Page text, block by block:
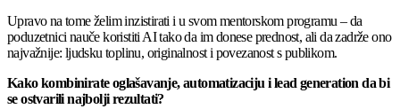
Upravo na tome želim inzistirati i u svom mentorskom programu – da
poduzetnici nauče koristiti AI tako da im donese prednost, ali da zadrže ono
najvažnije: ljudsku toplinu, originalnost i povezanost s publikom.
Kako kombinirate oglašavanje, automatizaciju i lead generation da bi
se ostvarili najbolji rezultati?